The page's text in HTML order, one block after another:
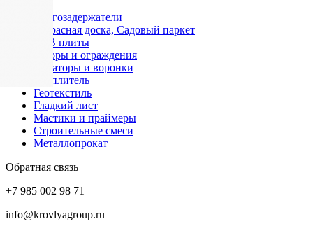
Снегозадержатели
Террасная доска, Садовый паркет
OSB плиты
Заборы и ограждения
Аэраторы и воронки
Утеплитель
Геотекстиль
Гладкий лист
Мастики и праймеры
Строительные смеси
Металлопрокат
Обратная связь
+7 985 002 98 71
info@krovlyagroup.ru